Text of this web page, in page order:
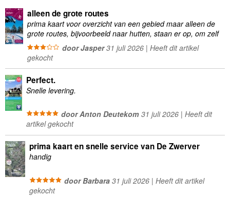
alleen de grote routes
prima kaart voor overzicht van een gebied maar alleen de
grote routes, bijvoorbeeld naar hutten, staan er op, om zelf
wandelingen te plannen minder geschikt
door Jasper31 juli 2026 | Heeft dit artikel
gekocht
Perfect.
Snelle levering.
door Anton Deutekom31 juli 2026 | Heeft dit
artikel gekocht
prima kaart en snelle service van De Zwerver
handig
door Barbara31 juli 2026 | Heeft dit artikel
gekocht